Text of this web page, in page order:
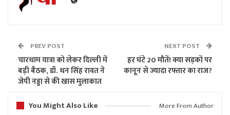
PREV POST
चारधाम यात्रा को लेकर दिल्ली में
बड़ी बैठक, डॉ. धन सिंह रावत ने
जेपी नड्डा से की खास मुलाकात
NEXT POST
हर घंटे 20 मौतें! क्या सड़कों पर
कानून से ज्यादा रफ्तार का राज?
You Might Also Like More From Author